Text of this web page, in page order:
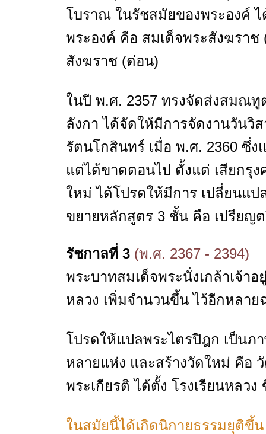
โบราณ ในรัชสมัยของพระองค์
พระองค์ คือ สมเด็จพระสังฆรา
สังฆราช (ด่อน)
ในปี พ.ศ. 2357 ทรงจัดส่งสมณ
ลังกา ได้จัดให้มีการจัดงานวันวิ
รัตนโกสินทร์ เมื่อ พ.ศ. 2360 ซึ่
แต่ได้ขาดตอนไป ตั้งแต่ เสียกรุ
ใหม่ ได้โปรดให้มีการ เปลี่ยนแ
ขยายหลักสูตร 3 ชั้น คือ เปรียญ
รัชกาลที่ 3 (พ.ศ. 2367 - 2394)
พระบาทสมเด็จพระนั่งเกล้าเจ้า
หลวง เพิ่มจำนวนขึ้น ไว้อีกหลา
โปรดให้แปลพระไตรปิฎก เป็น
หลายแห่ง และสร้างวัดใหม่ คือ
พระเกียรติ ได้ตั้ง โรงเรียนหลว
ในสมัยนี้ได้เกิดนิกายธรรมยุติขึ้